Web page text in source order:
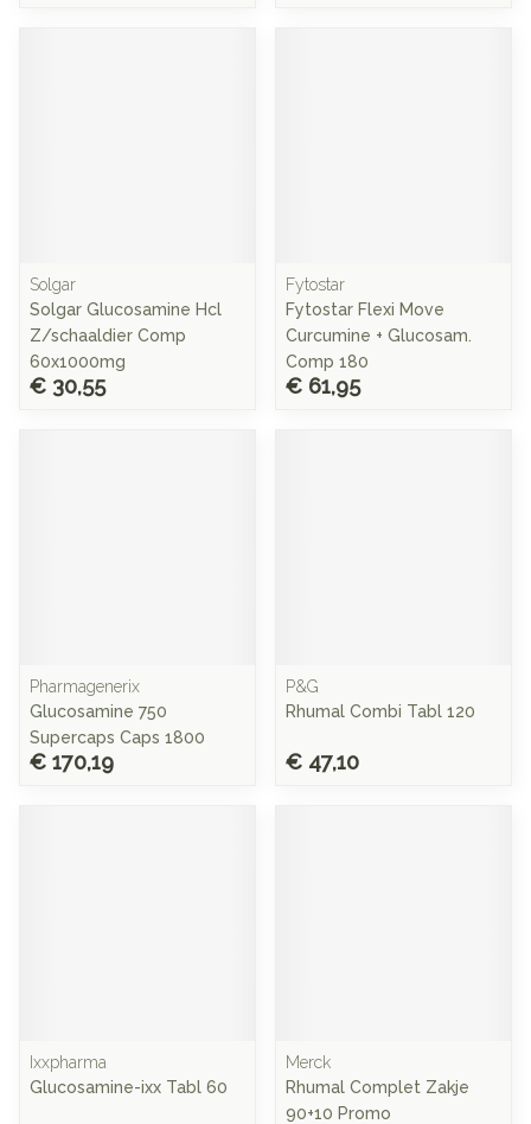
Solgar
Solgar Glucosamine Hcl
Z/schaaldier Comp
60x1000mg
€ 30,55
Fytostar
Fytostar Flexi Move
Curcumine + Glucosam.
Comp 180
€ 61,95
Pharmagenerix
Glucosamine 750
Supercaps Caps 1800
€ 170,19
P&G
Rhumal Combi Tabl 120
€ 47,10
Ixxpharma
Glucosamine-ixx Tabl 60
Merck
Rhumal Complet Zakje
90+10 Promo